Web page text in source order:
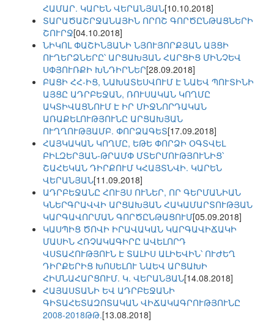
ՀԱՄԱՐ. ԿԱՐԵՆ ՎԵՐԱՆՅԱՆ[10.10.2018]
ՏԱՐԱԾԱՇՐՋԱՆԱՅԻՆ ՈՐՈՇ ԳՈՐԾԸՆԹԱՑՆԵՐԻ
ՇՈՒՐՋ[04.10.2018]
ՆԻԿՈԼ ՓԱՇԻՆՅԱՆԻ ՆՅՈՒՅՈՐՔՅԱՆ ԱՅՑԻ
ՈՒՂԵՐՁՆԵՐԸ՝ ԱՐՑԱԽՅԱՆ ՀԱՐՑԻՑ ՄԻՆՉԵՎ
ՍՓՅՈՒՌՔԻ ԽՆԴԻՐՆԵՐ[28.09.2018]
ԲԱՑԻ ՀՀ-ԻՑ, ՆԱԽԱՏԵՍՎՈՒՄ Է ՆԱԵՎ ՊՈՒՏԻՆԻ
ԱՅՑԸ ԱԴՐԲԵՋԱՆ, ՌՈՒՍԱԿԱՆ ԿՈՂՄԸ
ԱԿՏԻՎԱՑՆՈՒՄ Է ԻՐ ՄԻՋՆՈՐԴԱԿԱՆ
ԱՌԱՔԵԼՈՒԹՅՈՒՆԸ ԱՐՑԱԽՅԱՆ
ՈՒՂՂՈՒԹՅԱՄԲ. ՓՈՐՁԱԳԵՏ[17.09.2018]
ՀԱՅԿԱԿԱՆ ԿՈՂՄԸ, ԵԹԵ ՓՈՐՁԻ ՕԳՏՎԵԼ
ԲԻԼԶԵՐՅԱՆ-ԹՐԱՄՓ ՄՏԵՐՄՈՒԹՅՈՒՆԻՑ՝
ՇԱՀԵԿԱՆ ԴԻՐՔՈՒՄ ԿՀԱՅՏՆՎԻ. ԿԱՐԵՆ
ՎԵՐԱՆՅԱՆ[11.09.2018]
ԱԴՐԲԵՋԱՆԸ ՀՈՒՅՍ ՈՒՆԵՐ, ՈՐ ԳԵՐՄԱՆԻԱՆ
ԿՆԵՐԳՐԱՎՎԻ ԱՐՑԱԽՅԱՆ ՀԱԿԱՄԱՐՏՈՒԹՅԱՆ
ԿԱՐԳԱՎՈՐՄԱՆ ԳՈՐԾԸՆԹԱՑՈՒՄ[05.09.2018]
ԿԱՍՊԻՑ ԾՈՎԻ ԻՐԱՎԱԿԱՆ ԿԱՐԳԱՎԻՃԱԿԻ
ՄԱՍԻՆ ՀՌՉԱԿԱԳԻՐԸ ԱՎԵԼՈՐԴ
ՎՍՏԱՀՈՒԹՅՈՒՆ Է ՏԱԼԻՍ ԱԼԻԵՎԻՆ՝ ՈՒԺԵՂ
ԴԻՐՔԵՐԻՑ ԽՈՍԵԼՈՒ ՆԱԵՎ ԱՐՑԱԽԻ
ՀԻՄՆԱՀԱՐՑՈՒՄ. Կ. ՎԵՐԱՆՅԱՆ[14.08.2018]
ՀԱՅԱՍՏԱՆԻ ԵՎ ԱԴՐԲԵՋԱՆԻ
ԳԻՏԱՀԵՏԱԶՈՏԱԿԱՆ ՎԻՃԱԿԱԳՐՈՒԹՅՈՒՆԸ
2008-2018ԹԹ.[13.08.2018]